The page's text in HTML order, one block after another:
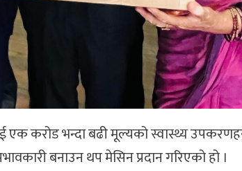
एक करोड भन्दा बढी मूल्यको स्वास्थ्य
बनाउन थप मेसिन प्रदान गरिएको हो ।